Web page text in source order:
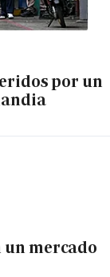
por un
mercado